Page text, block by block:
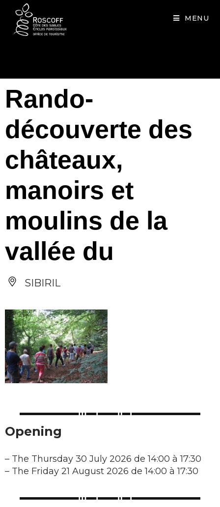
MENU
Rando-
découverte des
châteaux,
manoirs et
moulins de la
vallée du
SIBIRIL
Opening
– The Thursday 30 July 2026 de 14:00 à 17:30
– The Friday 21 August 2026 de 14:00 à 17:30
Cookies management panel